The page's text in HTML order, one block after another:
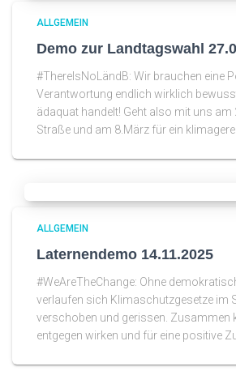
ALLGEMEIN
Demo zur Landtagswahl
#ThereIsNoLändB: Wir brauchen eine
Verantwortung endlich wirklich
ädaquat handelt! Geht also mit uns am
Straße und am 8.März für ein
ALLGEMEIN
Laternendemo 14.11.2025
#WeAreTheChange: Ohne
verlaufen sich Klimaschutzgesetze im
verschoben und gerissen. Zusammen
entgegen wirken und für eine positive